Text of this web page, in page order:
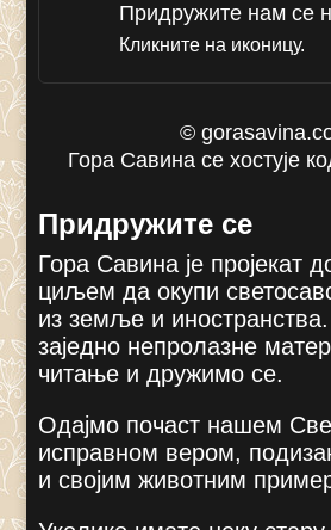
Придружите нам се
Кликните на иконицу.
©
Гора Савина се хостује
Придружите се
Гора Савина је пројекат
циљем да окупи
из земље и
заједно непролазне
читање и дружимо се.
Одајмо почаст нашем
исправном вером,
и својим животним